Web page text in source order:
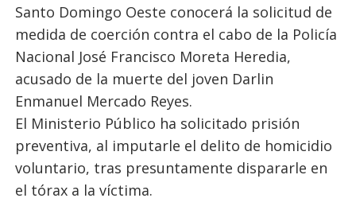
Santo Domingo Oeste conocerá la solicitud de
medida de coerción contra el cabo de la Policía
Nacional José Francisco Moreta Heredia,
acusado de la muerte del joven Darlin
Enmanuel Mercado Reyes.
El Ministerio Público ha solicitado prisión
preventiva, al imputarle el delito de homicidio
voluntario, tras presuntamente dispararle en
el tórax a la víctima.